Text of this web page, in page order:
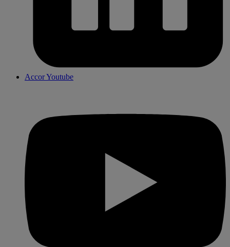
Accor Youtube